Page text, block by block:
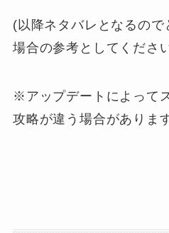
(以降ネタバレとなるの
場合の参考としてくださ
※アップデートによって
攻略が違う場合があります